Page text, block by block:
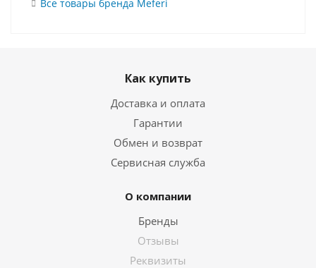
Все товары бренда Meferi
Как купить
Доставка и оплата
Гарантии
Обмен и возврат
Сервисная служба
О компании
Бренды
Отзывы
Реквизиты